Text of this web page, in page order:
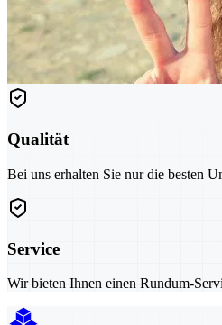
Qualität
Bei uns erhalten Sie nur die besten
Service
Wir bieten Ihnen einen Rundum-